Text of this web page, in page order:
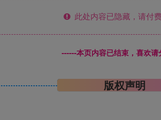
此处内容已隐藏，请付
------本页内容已结束，喜欢请
版权声明